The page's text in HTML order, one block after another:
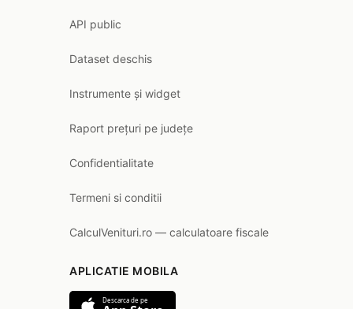
API public
Dataset deschis
Instrumente și widget
Raport prețuri pe județe
Confidentialitate
Termeni si conditii
CalculVenituri.ro — calculatoare fiscale
APLICATIE MOBILA
Descarca de pe